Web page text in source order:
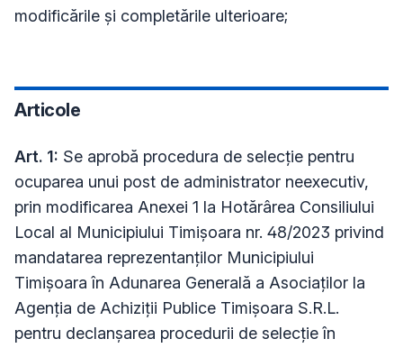
modificările și completările ulterioare;
Articole
Art. 1: Se aprobă procedura de selecție pentru
ocuparea unui post de administrator neexecutiv,
prin modificarea Anexei 1 la Hotărârea Consiliului
Local al Municipiului Timișoara nr. 48/2023 privind
mandatarea reprezentanților Municipiului
Timișoara în Adunarea Generală a Asociaților la
Agenția de Achiziții Publice Timișoara S.R.L.
pentru declanșarea procedurii de selecție în